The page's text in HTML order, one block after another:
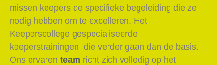
missen keepers de specifieke begeleiding die ze
nodig hebben om te excelleren. Het
Keeperscollege gespecialiseerde
keeperstrainingen die verder gaan dan de basis.
Ons ervaren team richt zich volledig op het